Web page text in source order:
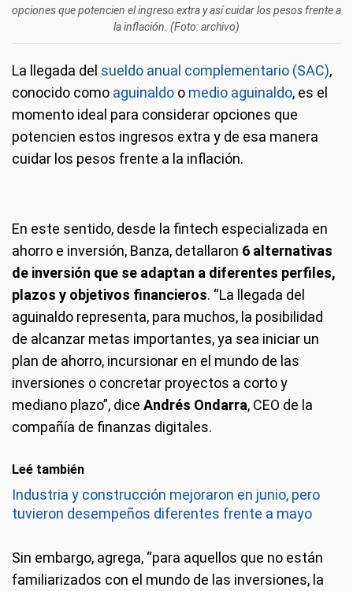
opciones que potencien el ingreso extra y así cuidar los pesos frente a
la inflación. (Foto: archivo)
La llegada del sueldo anual complementario (SAC),
conocido como aguinaldo o medio aguinaldo, es el
momento ideal para considerar opciones que
potencien estos ingresos extra y de esa manera
cuidar los pesos frente a la inflación.
En este sentido, desde la fintech especializada en
ahorro e inversión, Banza, detallaron 6 alternativas
de inversión que se adaptan a diferentes perfiles,
plazos y objetivos financieros. “La llegada del
aguinaldo representa, para muchos, la posibilidad
de alcanzar metas importantes, ya sea iniciar un
plan de ahorro, incursionar en el mundo de las
inversiones o concretar proyectos a corto y
mediano plazo”, dice Andrés Ondarra, CEO de la
compañía de finanzas digitales.
Leé también
Industria y construcción mejoraron en junio, pero
tuvieron desempeños diferentes frente a mayo
Sin embargo, agrega, “para aquellos que no están
familiarizados con el mundo de las inversiones, la